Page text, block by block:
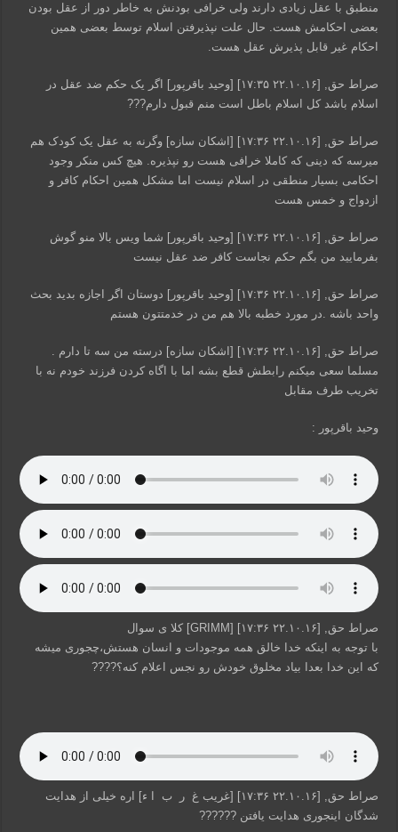
منطبق با عقل زیادی دارند ولی خرافی بودنش به خاطر دور از عقل بودن
بعضی احکامش هست. حال علت نپذیرفتن اسلام توسط بعضی همین
احکام غیر قابل پذیرش عقل هست.
صراط حق, [۲۲.۱۰.۱۶ ۱۷:۳۵] [وحید باقرپور] اگر یک حکم ضد عقل در
اسلام باشد کل اسلام باطل است منم قبول دارم???
صراط حق, [۲۲.۱۰.۱۶ ۱۷:۳۶] [اشکان سازه] وگرنه به عقل یک کودک هم
میرسه که دینی که کاملا خرافی هست رو نپذیره. هیچ کس منکر وجود
احکامی بسیار منطقی در اسلام نیست اما مشکل همین احکام کافر و
ازدواج و خمس هست
صراط حق, [۲۲.۱۰.۱۶ ۱۷:۳۶] [وحید باقرپور] شما ویس بالا منو گوش
بفرمایید من بگم حکم نجاست کافر ضد عقل نیست
صراط حق, [۲۲.۱۰.۱۶ ۱۷:۳۶] [وحید باقرپور] دوستان اگر اجازه بدید بحث
واحد باشه .در مورد خطبه بالا هم من در خدمتتون هستم
صراط حق, [۲۲.۱۰.۱۶ ۱۷:۳۶] [اشکان سازه] درسته من سه تا دارم .
مسلما سعی میکنم رابطش قطع بشه اما با اگاه کردن فرزند خودم نه با
تخریب طرف مقابل
وحید باقرپور :
صراط حق, [۲۲.۱۰.۱۶ ۱۷:۳۶] [GRIMM] کلا ی سوال
با توجه به اینکه خدا خالق همه موجودات و انسان هستش،چجوری میشه
که این خدا بعدا بیاد مخلوق خودش رو نجس اعلام کنه؟????
صراط حق, [۲۲.۱۰.۱۶ ۱۷:۳۶] [غریب غ ر ب ا ء] اره خیلی از هدایت
شدگان اینجوری هدایت یافتن ??????